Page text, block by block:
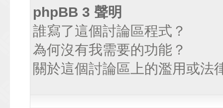
phpBB 3 聲明
誰寫了這個討論區程式？
為何沒有我需要的功能？
關於這個討論區上的濫用或法